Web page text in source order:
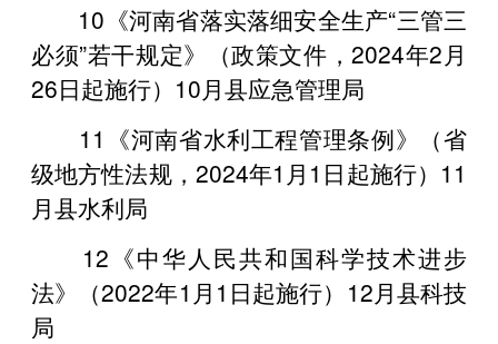
10《河南省落实落细安全生产“三管三
必须”若干规定》（政策文件，2024年2月
26日起施行）10月县应急管理局
11《河南省水利工程管理条例》（省
级地方性法规，2024年1月1日起施行）11
月县水利局
12《中华人民共和国科学技术进步
法》（2022年1月1日起施行）12月县科技
局